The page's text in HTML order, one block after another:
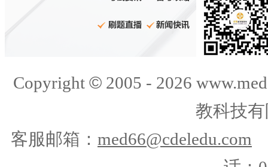
Copyright ©2005 - 2026
教科技
客服邮箱： med66@cdeledu.com